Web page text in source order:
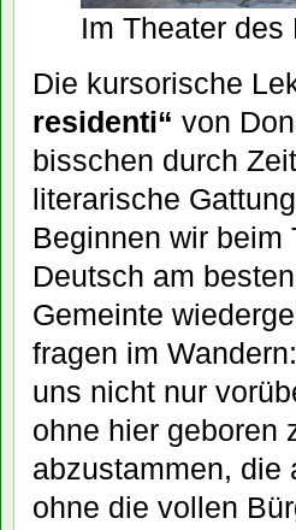
Im Theater
Die kursorische
residenti“ von
bisschen durch
literarische
Beginnen wir
Deutsch am
Gemeinte
fragen im
uns nicht nur
ohne hier geboren
abzustammen, die
ohne die vollen